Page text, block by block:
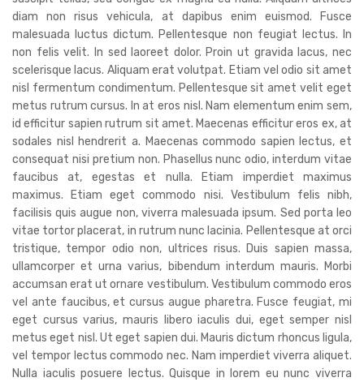
diam non risus vehicula, at dapibus enim euismod. Fusce
malesuada luctus dictum. Pellentesque non feugiat lectus. In
non felis velit. In sed laoreet dolor. Proin ut gravida lacus, nec
scelerisque lacus. Aliquam erat volutpat. Etiam vel odio sit amet
nisl fermentum condimentum. Pellentesque sit amet velit eget
metus rutrum cursus. In at eros nisl. Nam elementum enim sem,
id efficitur sapien rutrum sit amet. Maecenas efficitur eros ex, at
sodales nisl hendrerit a. Maecenas commodo sapien lectus, et
consequat nisi pretium non. Phasellus nunc odio, interdum vitae
faucibus at, egestas et nulla. Etiam imperdiet maximus
maximus. Etiam eget commodo nisi. Vestibulum felis nibh,
facilisis quis augue non, viverra malesuada ipsum. Sed porta leo
vitae tortor placerat, in rutrum nunc lacinia. Pellentesque at orci
tristique, tempor odio non, ultrices risus. Duis sapien massa,
ullamcorper et urna varius, bibendum interdum mauris. Morbi
accumsan erat ut ornare vestibulum. Vestibulum commodo eros
vel ante faucibus, et cursus augue pharetra. Fusce feugiat, mi
eget cursus varius, mauris libero iaculis dui, eget semper nisl
metus eget nisl. Ut eget sapien dui. Mauris dictum rhoncus ligula,
vel tempor lectus commodo nec. Nam imperdiet viverra aliquet.
Nulla iaculis posuere lectus. Quisque in lorem eu nunc viverra